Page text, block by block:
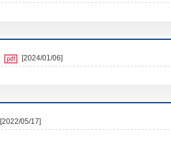
[2024/01/06]
[2022/05/17]